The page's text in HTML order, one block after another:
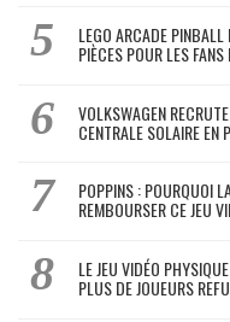
LEGO ARCADE
PIÈCES POUR LES FANS
VOLKSWAGEN
CENTRALE SOLAIRE EN
POPPINS : POURQUOI
REMBOURSER CE JEU
LE JEU VIDÉO
PLUS DE JOUEURS